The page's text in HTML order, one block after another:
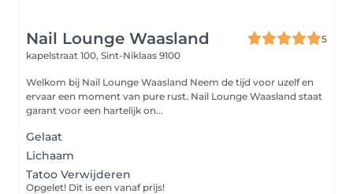
Nail Lounge Waasland
5
kapelstraat 100, Sint-Niklaas 9100
Welkom bij Nail Lounge Waasland Neem de tijd voor uzelf en
ervaar een moment van pure rust. Nail Lounge Waasland staat
garant voor een hartelijk on...
Gelaat
Lichaam
Tatoo Verwijderen
Opgelet! Dit is een vanaf prijs!